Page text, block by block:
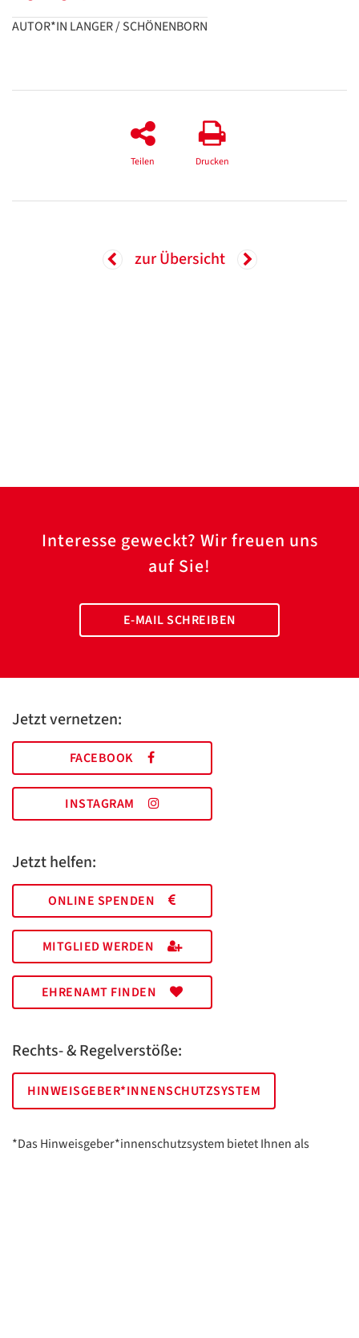
AUTOR*IN LANGER / SCHÖNENBORN
Teilen Drucken
zur Übersicht
Interesse geweckt? Wir freuen uns
auf Sie!
E-MAIL SCHREIBEN
Jetzt vernetzen:
FACEBOOK
INSTAGRAM
Jetzt helfen:
ONLINE SPENDEN
MITGLIED WERDEN
EHRENAMT FINDEN
Rechts- & Regelverstöße:
HINWEISGEBER*INNENSCHUTZSYSTEM
*Das Hinweisgeber*innenschutzsystem bietet Ihnen als
Übersetzen